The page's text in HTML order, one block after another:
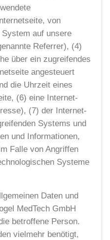
von
auf unsere
Referrer), (4)
über ein zugreifendes
angesteuert
die Uhrzeit eines
(6) eine Internet-
(7) der Internet-
Systems und
und Informationen,
Falle von Angriffen
Systeme
Daten und
MedTech GmbH
betroffene Person.
vielmehr benötigt,